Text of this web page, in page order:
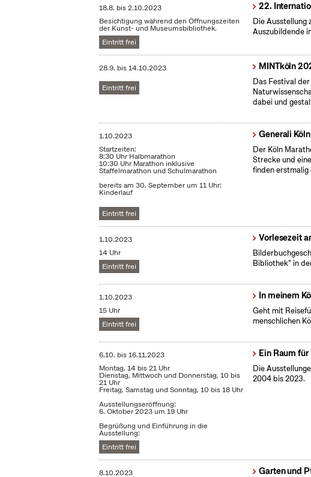
18.8. bis2.10.2023
Besichtigung während den Öffnungszeiten
der Kunst- und Museumsbibliothek.
Eintritt frei
22.
Die Ausstellung
Auszubildende
28.9. bis14.10.2023
Eintritt frei
MINTköln
Das Festival
dabei und
1.10.2023
Startzeiten:
8:30 Uhr Halbmarathon
10:30 Uhr Marathon inklusive
Staffelmarathon und Schulmarathon
bereits am 30. September um 11 Uhr:
Kinderlauf
Eintritt frei
Generali
Der Köln
Strecke und
finden
1.10.2023
14 Uhr
Eintritt frei
Vorlesezeit
Bibliothek" in
1.10.2023
15 Uhr
Eintritt frei
In meinem
Geht mit
menschlichen
6.10. bis16.11.2023
Montag, 14 bis 21 Uhr
Dienstag, Mittwoch und Donnerstag, 10 bis
21 Uhr
Freitag, Samstag und Sonntag, 10 bis 18 Uhr
Ausstellungseröffnung:
6. Oktober 2023 um 19 Uhr
Begrüßung und Einführung in die
Ausstellung:
Eintritt frei
Ein Raum
Die
2004 bis 2023.
8.10.2023
Garten und